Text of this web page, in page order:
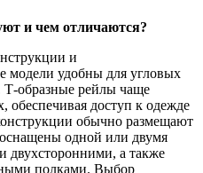
и чем отличаются?
и
модели удобны для угловых
образные рейлы чаще
обеспечивая доступ к одежде
обычно размещают
одной или двумя
двухсторонними, а также
полками. Выбор